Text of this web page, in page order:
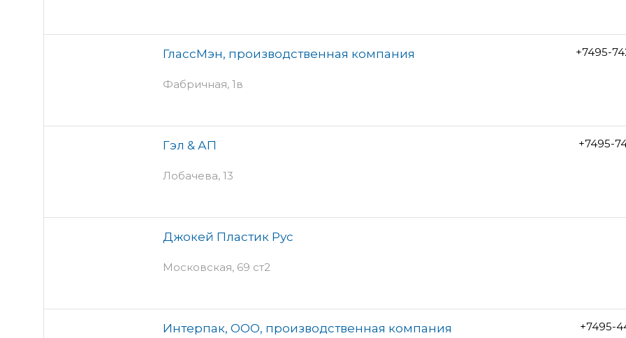
ГлассМэн, производственная компания
Фабричная, 1в
+7495-
Гэл & АП
Лобачева, 13
+7495-
Джокей Пластик Рус
Московская, 69 ст2
Интерпак, ООО, производственная компания +7495-